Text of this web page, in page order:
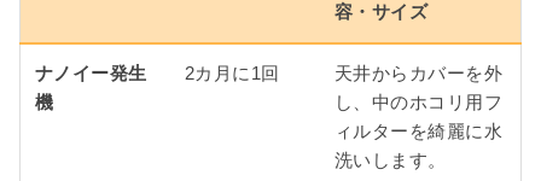
容・サイズ
ナノイー発生
機
2カ月に1回
天井からカバーを外
し、中のホコリ用フ
ィルターを綺麗に水
洗いします。